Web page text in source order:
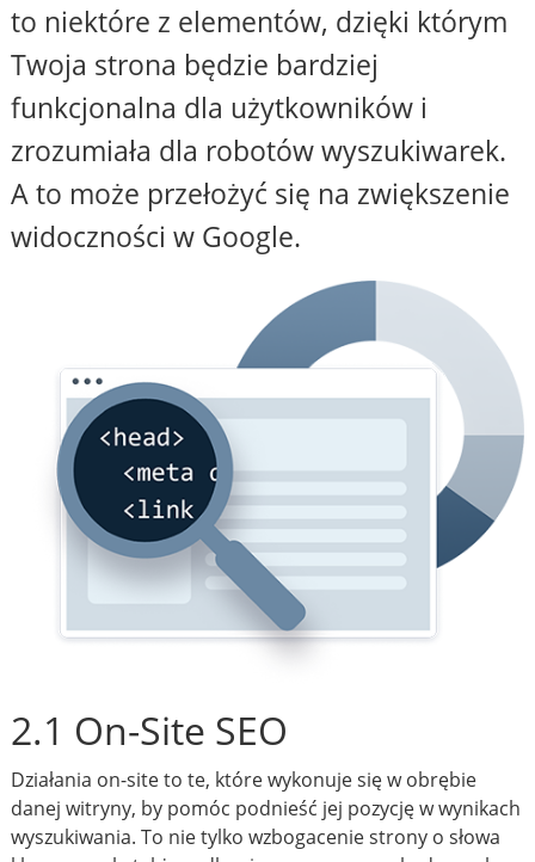
to niektóre z elementów, dzięki którym
Twoja strona będzie bardziej
funkcjonalna dla użytkowników i
zrozumiała dla robotów wyszukiwarek.
A to może przełożyć się na zwiększenie
widoczności w Google.
2.1 On-Site SEO
Działania on-site to te, które wykonuje się w obrębie
danej witryny, by pomóc podnieść jej pozycję w wynikach
wyszukiwania. To nie tylko wzbogacenie strony o słowa